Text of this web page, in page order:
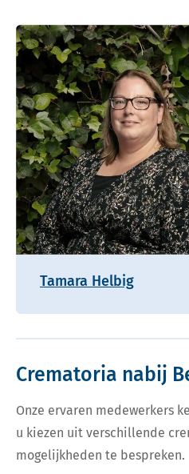
Tamara Helbig
Crematoria nabij
Onze ervaren medewerkers
u kiezen uit verschillende
mogelijkheden te bespreken.